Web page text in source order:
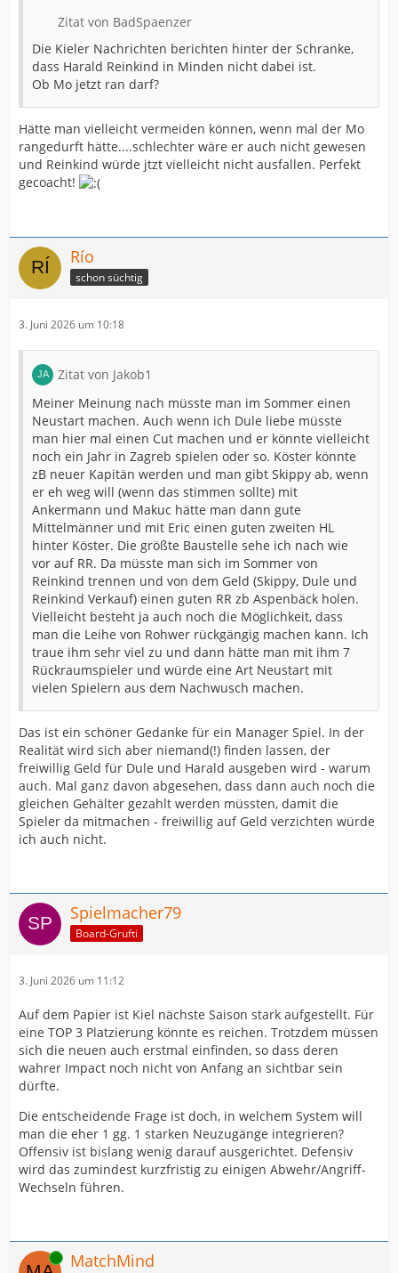
Zitat von BadSpaenzer
Die Kieler Nachrichten berichten hinter der Schranke,
dass Harald Reinkind in Minden nicht dabei ist.
Ob Mo jetzt ran darf?
Hätte man vielleicht vermeiden können, wenn mal der Mo
rangedurft hätte....schlechter wäre er auch nicht gewesen
und Reinkind würde jtzt vielleicht nicht ausfallen. Perfekt
gecoacht!
Río
schon süchtig
3. Juni 2026 um 10:18
Zitat von Jakob1
Meiner Meinung nach müsste man im Sommer einen
Neustart machen. Auch wenn ich Dule liebe müsste
man hier mal einen Cut machen und er könnte vielleicht
noch ein Jahr in Zagreb spielen oder so. Köster könnte
zB neuer Kapitän werden und man gibt Skippy ab, wenn
er eh weg will (wenn das stimmen sollte) mit
Ankermann und Makuc hätte man dann gute
Mittelmänner und mit Eric einen guten zweiten HL
hinter Köster. Die größte Baustelle sehe ich nach wie
vor auf RR. Da müsste man sich im Sommer von
Reinkind trennen und von dem Geld (Skippy, Dule und
Reinkind Verkauf) einen guten RR zb Aspenbäck holen.
Vielleicht besteht ja auch noch die Möglichkeit, dass
man die Leihe von Rohwer rückgängig machen kann. Ich
traue ihm sehr viel zu und dann hätte man mit ihm 7
Rückraumspieler und würde eine Art Neustart mit
vielen Spielern aus dem Nachwusch machen.
Das ist ein schöner Gedanke für ein Manager Spiel. In der
Realität wird sich aber niemand(!) finden lassen, der
freiwillig Geld für Dule und Harald ausgeben wird - warum
auch. Mal ganz davon abgesehen, dass dann auch noch die
gleichen Gehälter gezahlt werden müssten, damit die
Spieler da mitmachen - freiwillig auf Geld verzichten würde
ich auch nicht.
Spielmacher79
Board-Grufti
3. Juni 2026 um 11:12
Auf dem Papier ist Kiel nächste Saison stark aufgestellt. Für
eine TOP 3 Platzierung könnte es reichen. Trotzdem müssen
sich die neuen auch erstmal einfinden, so dass deren
wahrer Impact noch nicht von Anfang an sichtbar sein
dürfte.
Die entscheidende Frage ist doch, in welchem System will
man die eher 1 gg. 1 starken Neuzugänge integrieren?
Offensiv ist bislang wenig darauf ausgerichtet. Defensiv
wird das zumindest kurzfristig zu einigen Abwehr/Angriff-
Wechseln führen.
Online MatchMind